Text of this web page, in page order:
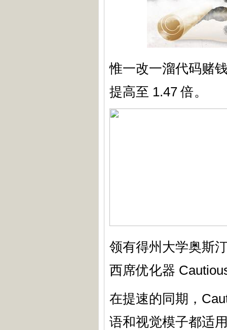
惟一改一溜代码赌
提高至 1.47 倍。
领有得州大学奥斯
西席优化器
在提速的同期，
语和视觉模子都适